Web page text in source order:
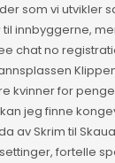
som vi utvikler
innbyggerne,
chat no
kvinner for
jeg finne
av Skrim til
fortelle